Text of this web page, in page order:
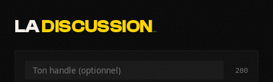
LADISCUSSION…
280